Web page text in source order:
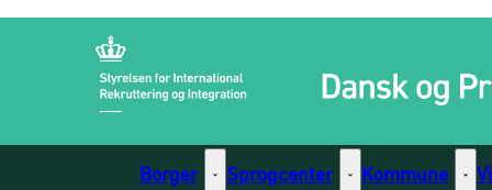
Borger Borger - Flere links
Sprogcenter Sprogcenter - Flere
Kommune